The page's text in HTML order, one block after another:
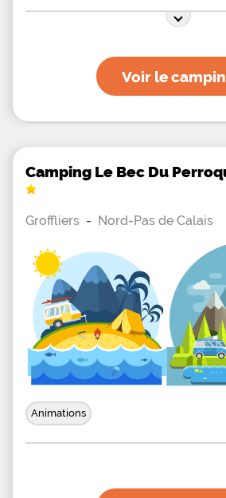
comme son bar, salle de
terrain multisports, tennis,
Voir le
Camping Le Bec Du
Groffliers - Nord-Pas de Calais
Animations